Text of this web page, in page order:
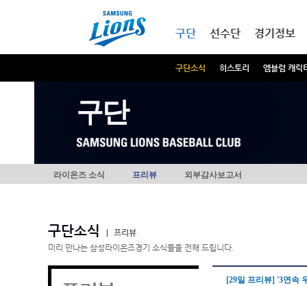
구단
구단소식 히스토리 엠블럼 캐릭
선수단 경기정보
구단
라이온즈 소식 프리뷰 외부감사보고서
구단소식
프리뷰
미리 만나는 삼성라이온즈경기 소식들을 전해 드립니다.
[29일 프리뷰] '3연속